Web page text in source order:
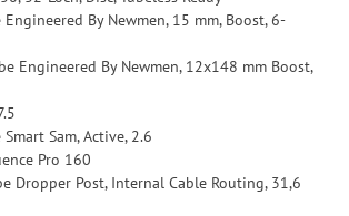
By Newmen, 15 mm, Boost, 6-
Engineered By Newmen, 12x148 mm Boost,
Sam, Active, 2.6
Pro 160
Dropper Post, Internal Cable Routing, 31,6